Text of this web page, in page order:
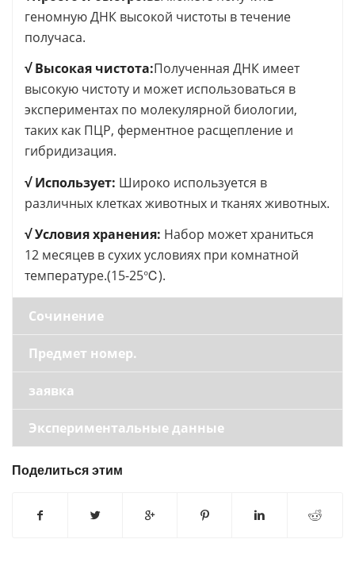
геномную ДНК высокой чистоты в течение
получаса.
√ Высокая чистота:Полученная ДНК имеет
высокую чистоту и может использоваться в
экспериментах по молекулярной биологии,
таких как ПЦР, ферментное расщепление и
гибридизация.
√ Использует: Широко используется в
различных клетках животных и тканях животных.
√ Условия хранения: Набор может храниться
12 месяцев в сухих условиях при комнатной
температуре.(15-25℃).
Сочинение
Предмет номер.
заявка
Экспериментальные данные
Поделиться этим